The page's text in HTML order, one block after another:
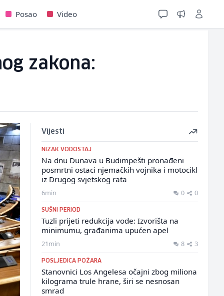
Posao Video
zakona:
Vijesti
NIZAK VODOSTAJ
Na dnu Dunava u Budimpešti pronađeni
posmrtni ostaci njemačkih vojnika i motocikl
iz Drugog svjetskog rata
6min 0 0
SUŠNI PERIOD
Tuzli prijeti redukcija vode: Izvorišta na
minimumu, građanima upućen apel
21min 8 3
POSLJEDICA POŽARA
Stanovnici Los Angelesa očajni zbog miliona
kilograma trule hrane, širi se nesnosan
smrad